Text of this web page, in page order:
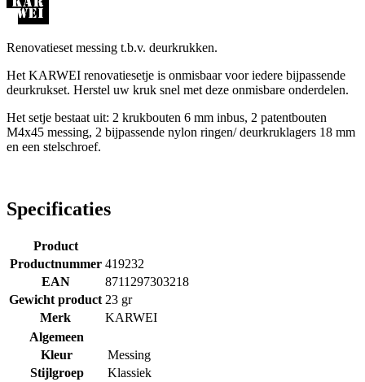
Renovatieset messing t.b.v. deurkrukken.
Het KARWEI renovatiesetje is onmisbaar voor iedere bijpassende
deurkrukset. Herstel uw kruk snel met deze onmisbare onderdelen.
Het setje bestaat uit: 2 krukbouten 6 mm inbus, 2 patentbouten
M4x45 messing, 2 bijpassende nylon ringen/ deurkruklagers 18 mm
en een stelschroef.
Specificaties
Product
Productnummer 419232
EAN
8711297303218
Gewicht product 23 gr
Merk
KARWEI
Algemeen
Kleur
Messing
Stijlgroep
Klassiek